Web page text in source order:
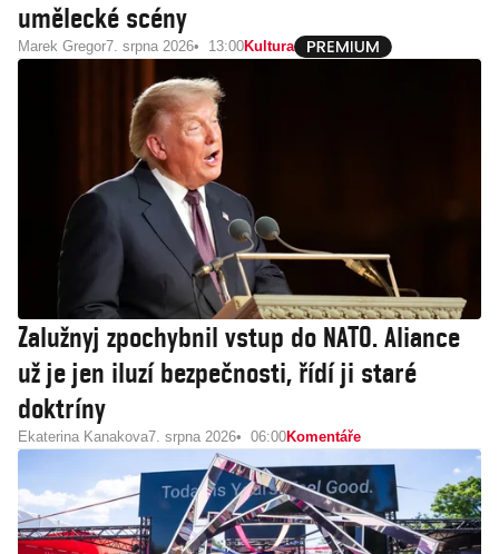
umělecké scény
Marek Gregor7. srpna 2026 13:00Kultura
Zalužnyj zpochybnil vstup do NATO. Aliance
už je jen iluzí bezpečnosti, řídí ji staré
doktríny
Ekaterina Kanakova7. srpna 2026 06:00Komentáře